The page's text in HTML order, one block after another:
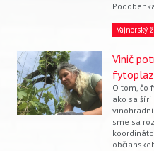
Vyhľadávanie
Vajnorský
Vinič
O tom, čo
ako sa
sme sa